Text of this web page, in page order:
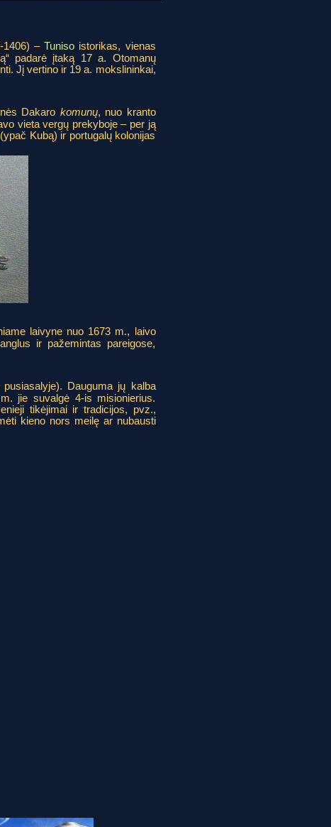
1406) –Tuniso istorikas, vienas
padarė įtaką 17 a. Otomanų
Jį vertino ir 19 a. mokslininkai,
Dakaro komunų, nuo kranto
vieta vergų prekyboje – per ją
Kubą) ir portugalų kolonijas
laivyne nuo 1673 m., laivo
ir pažemintas pareigose,
Dauguma jų kalba
jie suvalgė 4-is misionierius.
tikėjimai ir tradicijos, pvz.,
kieno nors meilę ar nubausti